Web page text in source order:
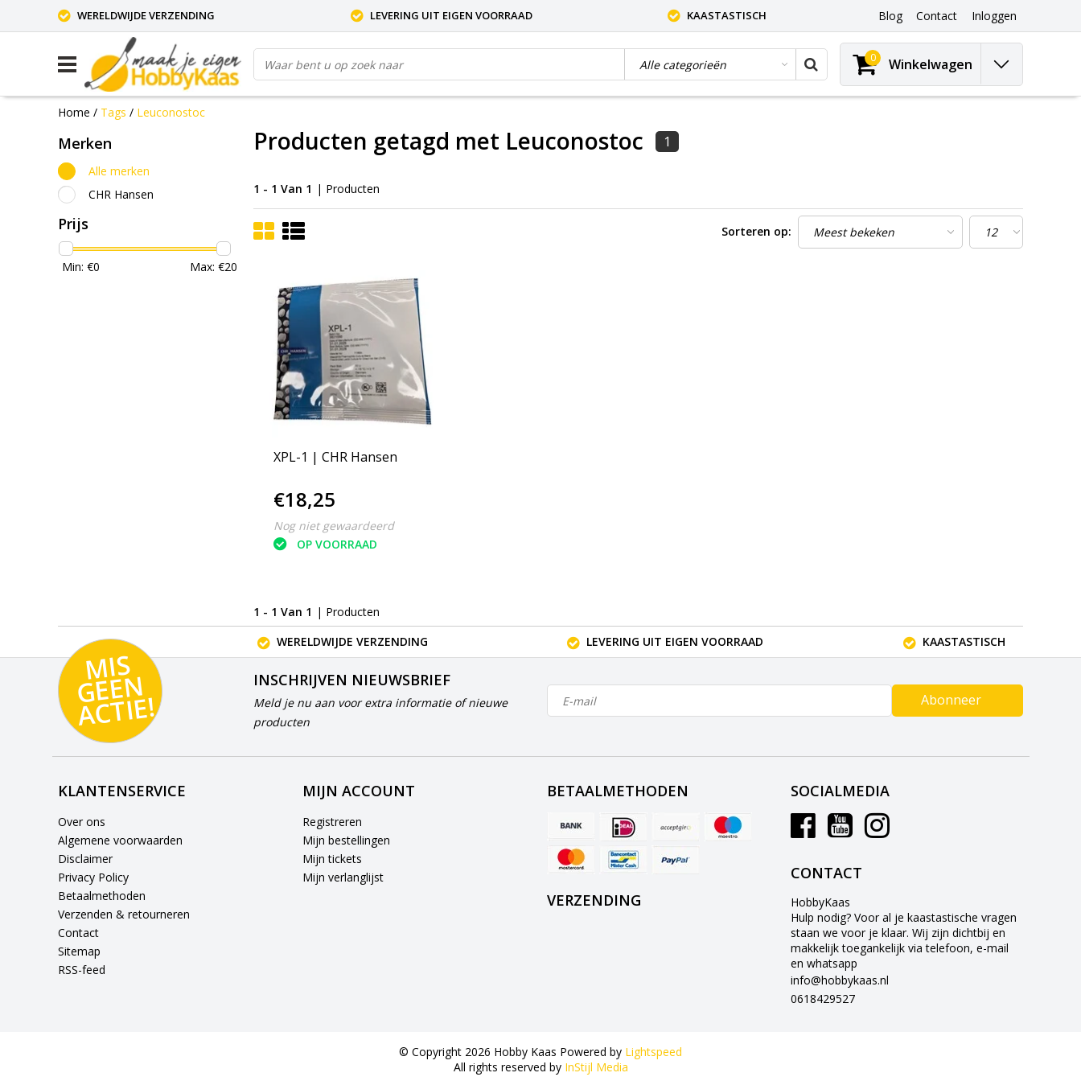
WERELDWIJDE VERZENDING LEVERING UIT EIGEN VOORRAAD KAASTASTISCH Blog Contact Inloggen
0 Winkelwagen
Home / Tags / Leuconostoc
Merken
Alle merken
CHR Hansen
Prijs
Min: €0 Max: €20
Producten getagd met Leuconostoc 1
1 - 1 Van 1 | Producten
Sorteren op:
XPL-1 | CHR Hansen
€18,25
Nog niet gewaardeerd
OP VOORRAAD
1 - 1 Van 1 | Producten
WERELDWIJDE VERZENDING
LEVERING UIT EIGEN VOORRAAD KAASTASTISCH
MI
S
G
E
E
N
A
C
TI
E!
INSCHRIJVEN NIEUWSBRIEF
Meld je nu aan voor extra informatie of nieuwe
producten
Abonneer
KLANTENSERVICE
Over ons
Algemene voorwaarden
Disclaimer
Privacy Policy
Betaalmethoden
Verzenden & retourneren
Contact
Sitemap
RSS-feed
MIJN ACCOUNT
Registreren
Mijn bestellingen
Mijn tickets
Mijn verlanglijst
BETAALMETHODEN
VERZENDING
SOCIALMEDIA
CONTACT
HobbyKaas
Hulp nodig? Voor al je kaastastische vragen
staan we voor je klaar. Wij zijn dichtbij en
makkelijk toegankelijk via telefoon, e-mail
en whatsapp
info@hobbykaas.nl
0618429527
© Copyright 2026 Hobby Kaas Powered by Lightspeed
All rights reserved by InStijl Media